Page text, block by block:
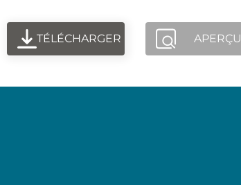
TÉLÉCHARGER APERÇU